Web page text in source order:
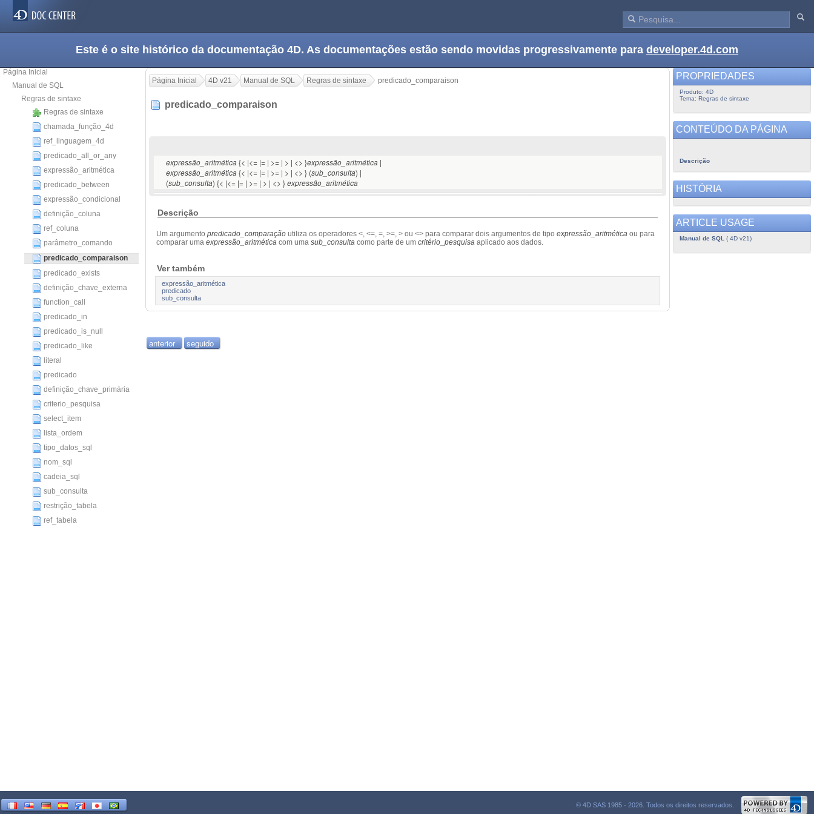
Este é o site histórico da documentação 4D. As documentações estão sendo movidas progressivamente para developer.4d.com
Página Inicial
Manual de SQL
Regras de sintaxe
Regras de sintaxe
chamada_função_4d
ref_linguagem_4d
predicado_all_or_any
expressão_aritmética
predicado_between
expressão_condicional
definição_coluna
ref_coluna
parâmetro_comando
predicado_comparaison
predicado_exists
definição_chave_externa
function_call
predicado_in
predicado_is_null
predicado_like
literal
predicado
definição_chave_primária
criterio_pesquisa
select_item
lista_ordem
tipo_datos_sql
nom_sql
cadeia_sql
sub_consulta
restrição_tabela
ref_tabela
Página Inicial 4D v21 Manual de SQL Regras de sintaxe predicado_comparaison
predicado_comparaison
expressão_aritmética {< |<= |= | >= | > | <> }expressão_aritmética |
expressão_aritmética {< |<= |= | >= | > | <> } (sub_consulta) |
(sub_consulta) {< |<= |= | >= | > | <> } expressão_aritmética
Descrição
Um argumento predicado_comparação utiliza os operadores <, <=, =, >=, > ou <> para comparar dois argumentos de tipo expressão_aritmética ou para
comparar uma expressão_aritmética com uma sub_consulta como parte de um critério_pesquisa aplicado aos dados.
Ver também
expressão_aritmética
predicado
sub_consulta
anterior seguido
PROPRIEDADES
Produto: 4D
Tema: Regras de sintaxe
CONTEÚDO DA PÁGINA
Descrição
HISTÓRIA
ARTICLE USAGE
Manual de SQL ( 4D v21)
© 4D SAS 1985 - 2026. Todos os direitos reservados.